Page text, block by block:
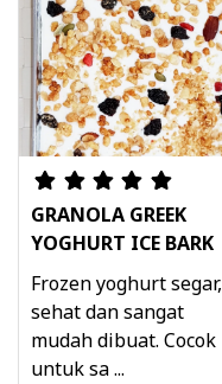
GRANOLA GREEK
YOGHURT ICE BARK
Frozen yoghurt segar,
sehat dan sangat
mudah dibuat. Cocok
untuk sa ...